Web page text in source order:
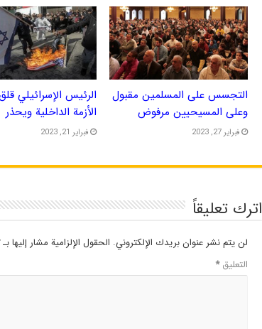
التجسس على المسلمين مقبول
وعلى المسيحيين مرفوض
فبراير 27, 2023
الرئيس الإسرائيلي
الأزمة الداخلية ويحذر
فبراير 21, 2023
اترك تعليقاً
لن يتم نشر عنوان بريدك الإلكتروني. الحقول الإلزامية مشار إليها بـ
التعليق*